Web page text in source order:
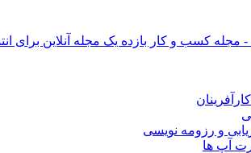
- مجله کسب و کار بازده یک مجله آنلاین برای
و رزومه نویسی
آپ ها